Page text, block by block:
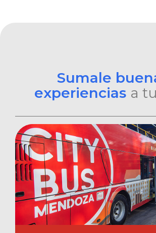
Sumale
experiencias a